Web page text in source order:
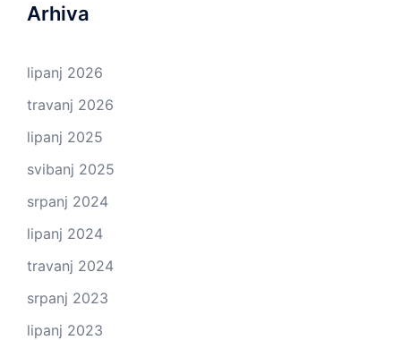
Arhiva
lipanj 2026
travanj 2026
lipanj 2025
svibanj 2025
srpanj 2024
lipanj 2024
travanj 2024
srpanj 2023
lipanj 2023